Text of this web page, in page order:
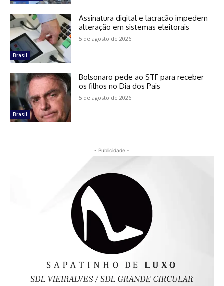
Brasil
Assinatura digital e lacração impedem
alteração em sistemas eleitorais
5 de agosto de 2026
Brasil
Bolsonaro pede ao STF para receber
os filhos no Dia dos Pais
5 de agosto de 2026
- Publicidade -